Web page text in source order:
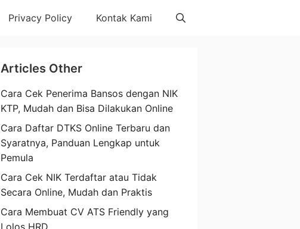
Privacy Policy Kontak Kami
Articles Other
Cara Cek Penerima Bansos dengan NIK
KTP, Mudah dan Bisa Dilakukan Online
Cara Daftar DTKS Online Terbaru dan
Syaratnya, Panduan Lengkap untuk
Pemula
Cara Cek NIK Terdaftar atau Tidak
Secara Online, Mudah dan Praktis
Cara Membuat CV ATS Friendly yang
Lolos HRD